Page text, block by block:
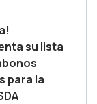
su lista
para la